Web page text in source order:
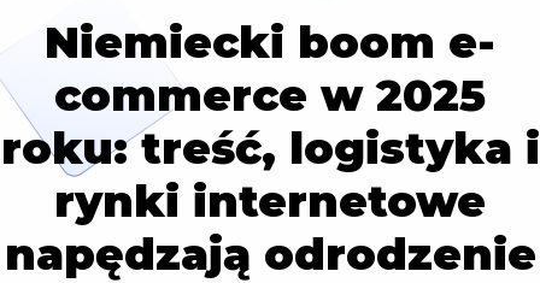
Niemiecki boom e-
commerce w 2025
roku: treść, logistyka i
rynki internetowe
napędzają odrodzenie